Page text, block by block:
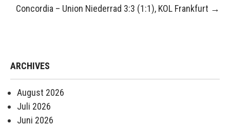
Concordia – Union Niederrad 3:3 (1:1), KOL Frankfurt →
ARCHIVES
August 2026
Juli 2026
Juni 2026